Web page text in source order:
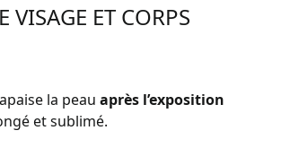
VISAGE ET CORPS
la peau après l’exposition
et sublimé.